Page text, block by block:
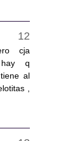
cja
hay q
al
,